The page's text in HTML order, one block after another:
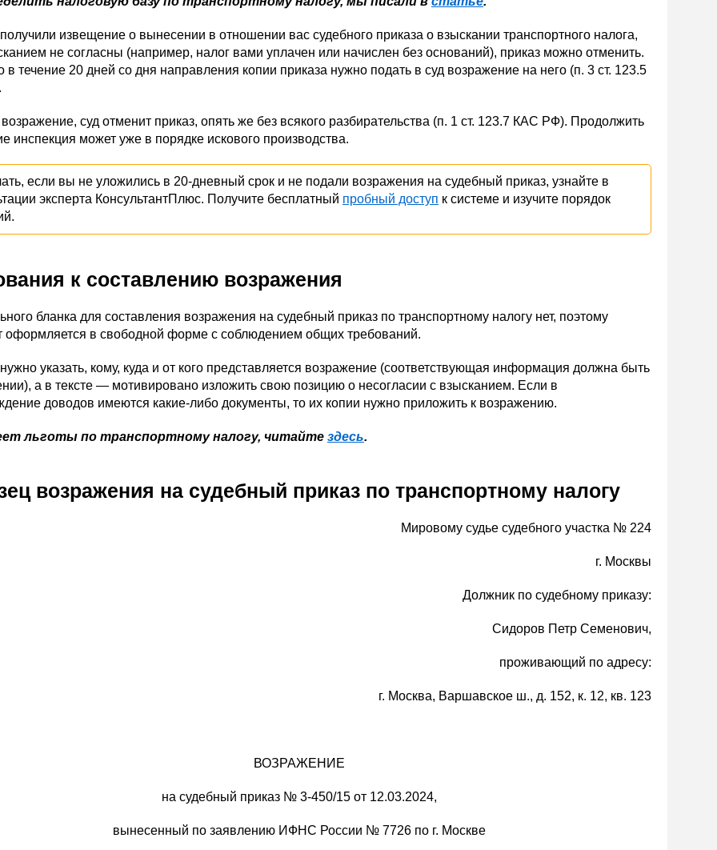
извещение о вынесении в отношении вас судебного приказа о взыскании транспортного налога,
не согласны (например, налог вами уплачен или начислен без оснований), приказ можно отменить.
в течение 20 дней со дня направления копии приказа нужно подать в суд возражение на него (п. 3 ст. 123.5
суд отменит приказ, опять же без всякого разбирательства (п. 1 ст. 123.7 КАС РФ). Продолжить
инспекция может уже в порядке искового производства.
если вы не уложились в 20-дневный срок и не подали возражения на судебный приказ, узнайте в
эксперта КонсультантПлюс. Получите бесплатный пробный доступ к системе и изучите порядок
к составлению возражения
бланка для составления возражения на судебный приказ по транспортному налогу нет, поэтому
оформляется в свободной форме с соблюдением общих требований.
указать, кому, куда и от кого представляется возражение (соответствующая информация должна быть
а в тексте — мотивировано изложить свою позицию о несогласии с взысканием. Если в
доводов имеются какие-либо документы, то их копии нужно приложить к возражению.
льготы по транспортному налогу, читайте здесь.
возражения на судебный приказ по транспортному налогу
Мировому судье судебного участка № 224
г. Москвы
Должник по судебному приказу:
Сидоров Петр Семенович,
проживающий по адресу:
г. Москва, Варшавское ш., д. 152, к. 12, кв. 123
ВОЗРАЖЕНИЕ
на судебный приказ № 3-450/15 от 12.03.2024,
вынесенный по заявлению ИФНС России № 7726 по г. Москве